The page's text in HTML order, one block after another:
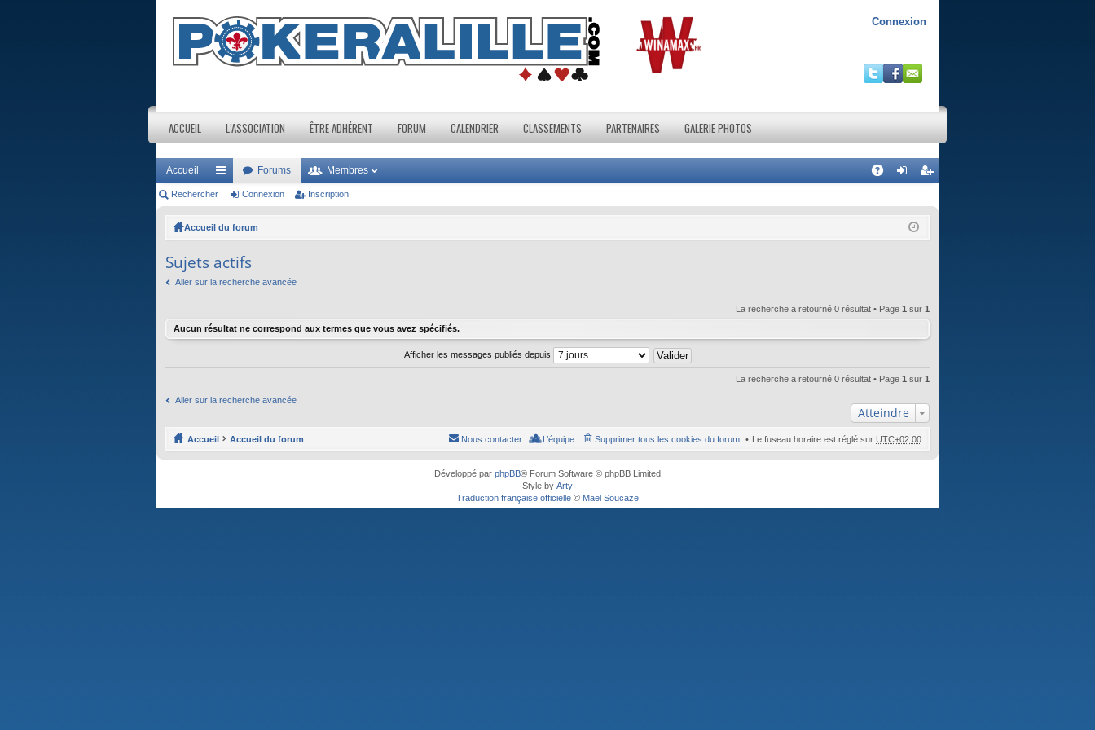
Connexion
ACCUEIL L’ASSOCIATION ÊTRE ADHÉRENT FORUM CALENDRIER CLASSEMENTS PARTENAIRES GALERIE PHOTOS
Accueil
ac
ci
Forums Membres
Rechercher Connexion Inscription
Accueil du forum
Sujets actifs
Aller sur la recherche avancée
La recherche a retourné 0 résultat • Page 1 sur 1
Aucun résultat ne correspond aux termes que vous avez spécifiés.
Afficher les messages publiés depuis
La recherche a retourné 0 résultat • Page 1 sur 1
Aller sur la recherche avancée
Atteindre
Accueil Accueil du forum Le fuseau horaire est réglé sur UTC+02:00
Supprimer tous les cookies du forum
L’équipe
Nous contacter
Développé par phpBB® Forum Software © phpBB Limited
Style by Arty
Traduction française officielle © Maël Soucaze